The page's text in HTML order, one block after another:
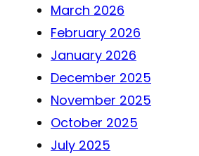
March 2026
February 2026
January 2026
December 2025
November 2025
October 2025
July 2025